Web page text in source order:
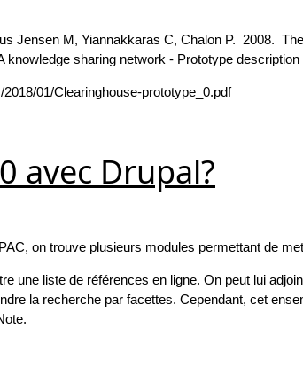
Jensen M, Yiannakkaras C, Chalon P. 2008.
sharing network - Prototype
01/Clearinghouse-prototype_0.pdf
avec Drupal?
on trouve plusieurs modules permettant de
une liste de références en ligne. On peut lui
la recherche par facettes. Cependant, cet